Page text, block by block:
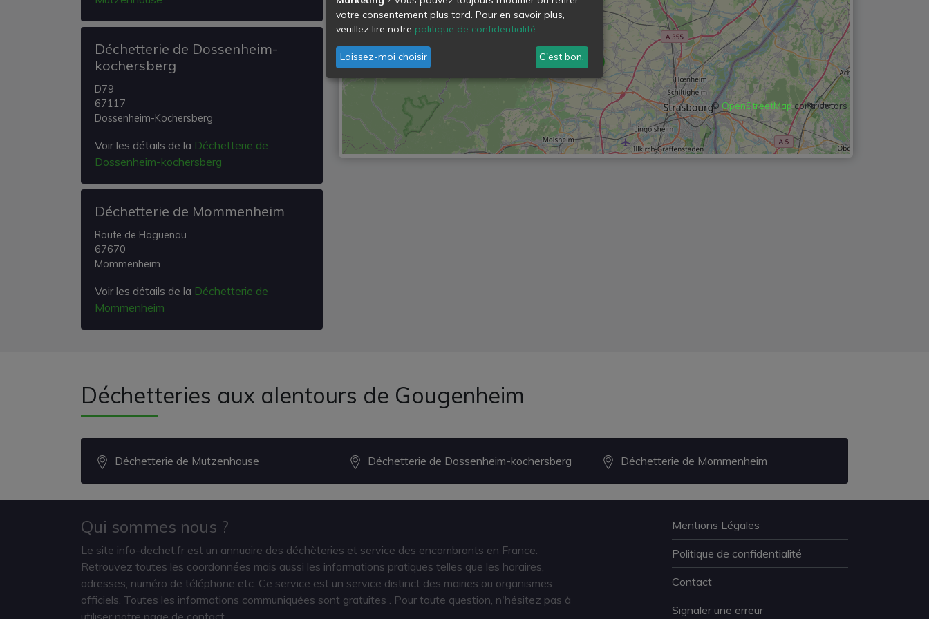
Déchetterie de Dossenheim-
kochersberg
D79
67117
Dossenheim-Kochersberg
Voir les détails de la Déchetterie de
Dossenheim-kochersberg
Déchetterie de Mommenheim
Route de Haguenau
67670
Mommenheim
Voir les détails de la Déchetterie de
Mommenheim
© OpenStreetMapcontributors
Déchetteries aux alentours de Gougenheim
Déchetterie de Mutzenhouse Déchetterie de Dossenheim-kochersberg Déchetterie de Mommenheim
Qui sommes nous ?
Le site info-dechet.fr est un annuaire des déchèteries et service des encombrants en France.
Retrouvez toutes les coordonnées mais aussi les informations pratiques telles que les horaires,
adresses, numéro de téléphone etc. Ce service est un service distinct des mairies ou organismes
officiels. Toutes les informations communiquées sont gratuites . Pour toute question, n'hésitez pas à
utiliser notre page de contact.
Mentions Légales
Politique de confidentialité
Contact
Signaler une erreur
votre consentement plus tard. Pour en savoir plus,
veuillez lire notre politique de confidentialité.
Laissez-moi choisir C'est bon.